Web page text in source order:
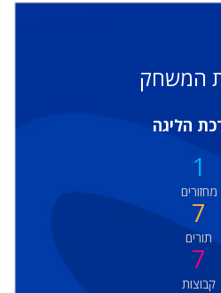
המשחק
הליגה
1
מחזורים
7
תורים
7
קבוצות